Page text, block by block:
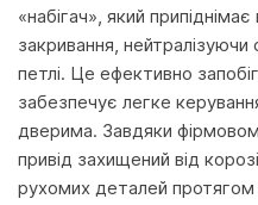
«набігач», який
закривання,
петлі. Це ефективно
забезпечує легке
дверима. Завдяки
привід захищений від
рухомих деталей протягом